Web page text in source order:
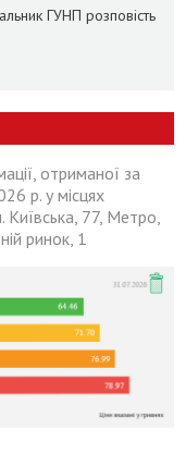
ГУНП розповість
отриманої за
р. у місцях
77, Метро,
ринок, 1